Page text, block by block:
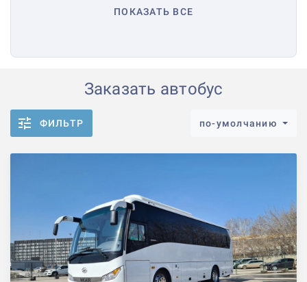
ПОКАЗАТЬ ВСЕ
Заказать автобус
ФИЛЬТР по-умолчанию